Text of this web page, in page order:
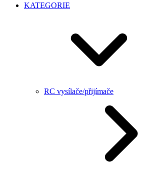
KATEGORIE
RC vysílače/přijímače